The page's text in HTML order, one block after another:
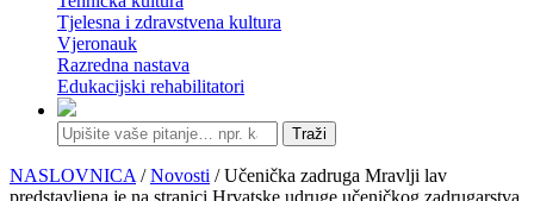
Tjelesna i zdravstvena kultura
Vjeronauk
Razredna nastava
Edukacijski rehabilitatori
Traži
NASLOVNICA /Novosti / Učenička zadruga Mravlji lav
predstavljena je na stranici Hrvatske udruge učeničkog zadrugarstva